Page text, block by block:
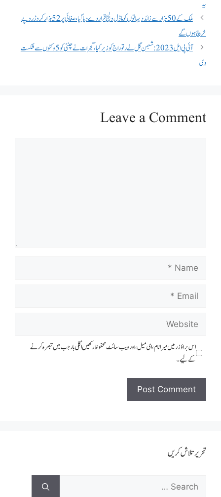
یہ
ملک کے 50 ہزار سے زائد دیہاتوں کو ماڈل ولیج قرار دے دیا گیا، صفائی پر 52 ہزار کروڑ روپے
خرچ ہوں گے
آئی پی ایل 2023: شبمن گل نے رتوراج کو زیر کیا، گجرات نے چنئی کو 5 وکٹوں سے شکست
دی
Leave a Comment
اس براؤزر میں میرا نام، ای میل، اور ویب سائٹ محفوظ رکھیں اگلی بار جب میں تبصرہ کرنے
کےلیے۔
تحریر تلاش کریں